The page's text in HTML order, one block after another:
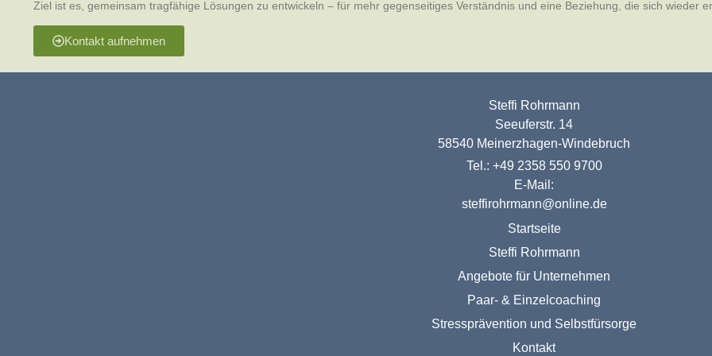
Ziel ist es, gemeinsam tragfähige Lösungen zu entwickeln – für mehr gegenseitiges Verständnis und eine Beziehung, die sich wieder
Kontakt aufnehmen
Steffi Rohrmann
Seeuferstr. 14
58540 Meinerzhagen-Windebruch
Tel.: +49 2358 550 9700
E-Mail:
steffirohrmann@online.de
Startseite
Steffi Rohrmann
Angebote für Unternehmen
Paar- & Einzelcoaching
Stressprävention und Selbstfürsorge
Kontakt